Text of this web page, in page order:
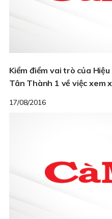
Kiểm điểm vai trò của
Tân Thành 1 về việc xem
17/08/2016